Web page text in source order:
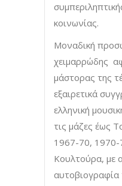
κοινωνίας.
Μοναδική
χειμαρρώδης
μάστορας της
εξαιρετικά
ελληνική
τις μάζες έως
1967-70, 1970-
Κουλτούρα, με